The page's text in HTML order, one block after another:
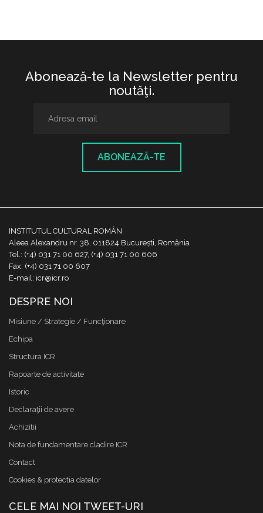
Abonează-te la Newsletter pentru
noutăţi.
ABONEAZĂ-TE
INSTITUTUL CULTURAL ROMÂN
Aleea Alexandru nr. 38, 011824 București, România
Tel.: (+4) 031 71 00 627, (+4) 031 71 00 606
Fax: (+4) 031 71 00 607
E-mail: icr@icr.ro
DESPRE NOI
Misiune / Strategie / Funcţionare
Echipa
Structura ICR
Rapoarte de activitate
Istoric
Declaraţii de avere
Achizitii
Nota de fundamentare cladire ICR
Contact
Cookies & protectia datelor
CELE MAI NOI TWEET-URI